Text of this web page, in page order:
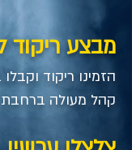
מבצע ריקוד
הזמינו ריקוד
קהל מעולה ברחבת